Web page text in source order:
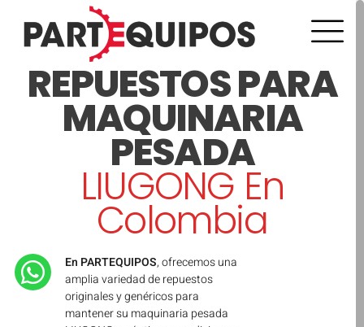
REPUESTOS PARA
MAQUINARIA
PESADA
LIUGONG En
Colombia
En PARTEQUIPOS, ofrecemos una
amplia variedad de repuestos
originales y genéricos para
mantener su maquinaria pesada